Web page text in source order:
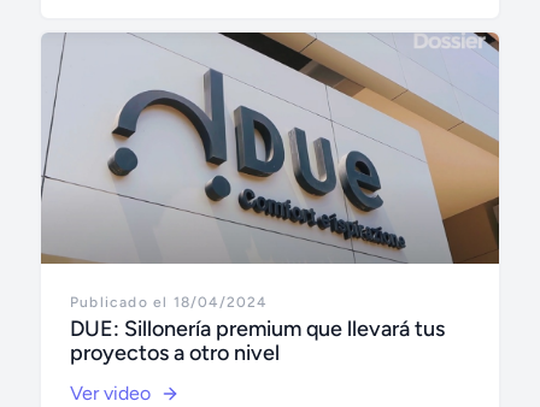
Publicado el 18/04/2024
DUE: Sillonería premium que llevará tus
proyectos a otro nivel
Ver video